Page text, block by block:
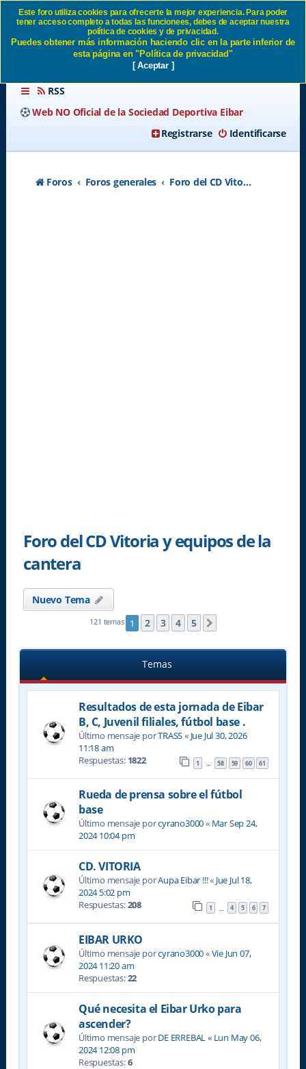
Foro del CD Vitoria y equipos
de la cantera SD Eibar
RSS
Web NO Oficial de la Sociedad Deportiva Eibar
Identificarse
Registrarse
Foros Foros generales Foro del CD Vitoria y equipos de la cantera
Foro del CD Vitoria y equipos de la
cantera
Nuevo Tema
121 temas 1 2 3 4 5
Temas
Resultados de esta jornada de Eibar
B, C, Juvenil filiales, fútbol base .
Último mensaje porTRASS« Jue Jul 30, 2026
11:18 am
Respuestas: 1822 1 … 58 59 60 61
Rueda de prensa sobre el fútbol
base
Último mensaje porcyrano3000« Mar Sep 24,
2024 10:04 pm
CD. VITORIA
Último mensaje porAupa Eibar !!!« Jue Jul 18,
2024 5:02 pm
Respuestas:208 1 … 4 5 6 7
EIBAR URKO
Último mensaje porcyrano3000«Vie Jun 07,
2024 11:20 am
Respuestas:22
Qué necesita el Eibar Urko para
ascender?
Último mensaje porDE ERREBAL« Lun May 06,
2024 12:08 pm
Respuestas:6
Este foro utiliza cookies para ofrecerte la mejor experiencia. Para poder
tener acceso completo a todas las funcionees, debes de aceptar nuestra
política de cookies y de privacidad.
Puedes obtener más información haciendo clic en la parte inferior de
esta página en "Política de privacidad"
[ Aceptar ]